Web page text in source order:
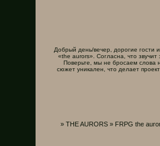
Добрый день/вечер, дорогие гости
«the aurors». Согласна, что
Поверьте, мы не бросаем слова
сюжет уникален, что делает
» THE AURORS » FRPG the